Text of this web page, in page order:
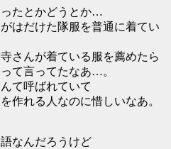
たとかどうとか…
はだけた隊服を普通に着てい
さんが着ている服を薦めたら
て言ってたなあ…。
て呼ばれていて
作れる人なのに惜しいなあ。
なんだろうけど